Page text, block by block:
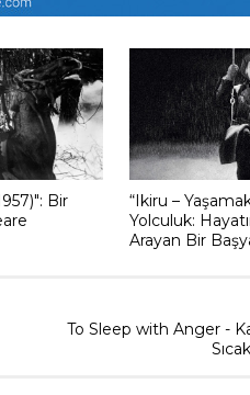
Bir
“Ikiru –
Yolculuk:
Arayan Bir
To Sleep with Anger -